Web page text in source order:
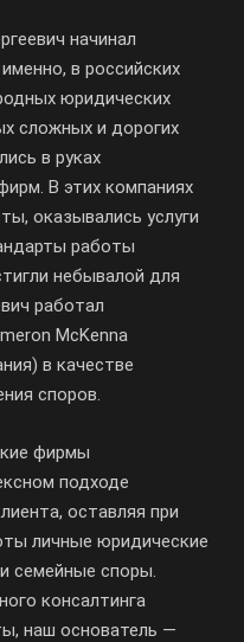
начинал
в российских
юридических
сложных и дорогих
в руках
В этих компаниях
оказывались услуги
работы
небывалой для
работал
McKenna
в качестве
споров.
фирмы
подходе
оставляя при
личные юридические
семейные споры.
консалтинга
наш основатель —